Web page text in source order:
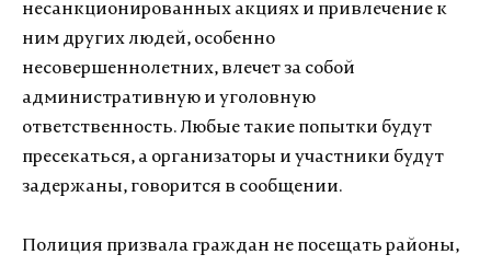
несанкционированных акциях и привлечение к
ним других людей, особенно
несовершеннолетних, влечет за собой
административную и уголовную
ответственность. Любые такие попытки будут
пресекаться, а организаторы и участники будут
задержаны, говорится в сообщении.
Полиция призвала граждан не посещать районы,